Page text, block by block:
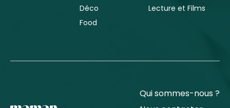
Déco
Food
Lecture et Films
Qui sommes-nous ?